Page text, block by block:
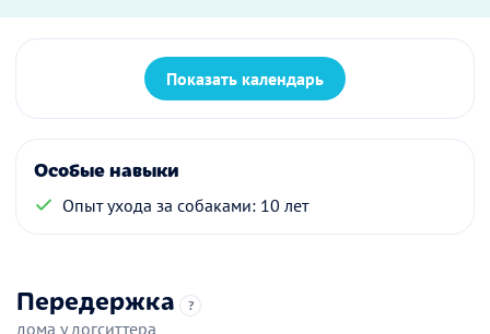
Показать календарь
Особые навыки
Опыт ухода за собаками: 10 лет
Передержка ?
дома у догситтера